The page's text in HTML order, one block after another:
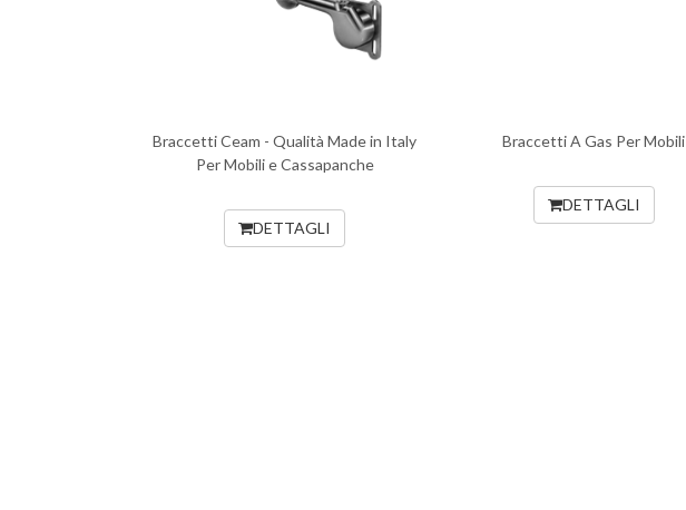
Braccetti Ceam - Qualità Made in Italy
Per Mobili e Cassapanche
DETTAGLI
Braccetti A Gas Per Mobili
DETTAGLI